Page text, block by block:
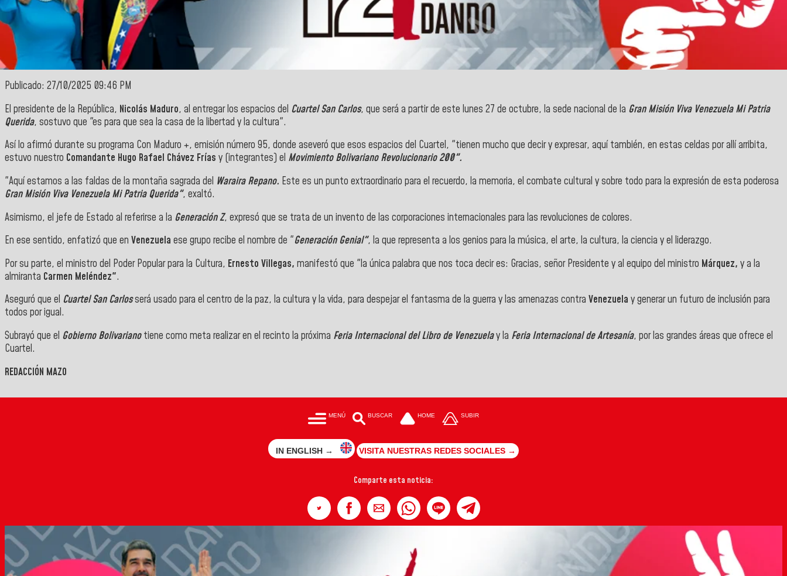
Publicado: 27/10/2025 09:46 PM
El presidente de la República, Nicolás Maduro, al entregar los espacios del Cuartel San Carlos, que será a partir de este lunes 27 de octubre, la sede nacional de la Gran Misión Viva Venezuela Mi Patria
Querida, sostuvo que "es para que sea la casa de la libertad y la cultura".
Así lo afirmó durante su programa Con Maduro +, emisión número 95, donde aseveró que esos espacios del Cuartel, "tienen mucho que decir y expresar, aquí también, en estas celdas por allí arribita,
estuvo nuestro Comandante Hugo Rafael Chávez Frías y (integrantes) el Movimiento Bolivariano Revolucionario 200".
"Aquí estamos a las faldas de la montaña sagrada del Waraira Repano. Este es un punto extraordinario para el recuerdo, la memoria, el combate cultural y sobre todo para la expresión de esta poderosa
Gran Misión Viva Venezuela Mi Patria Querida", exaltó.
Asimismo, el jefe de Estado al referirse a la Generación Z, expresó que se trata de un invento de las corporaciones internacionales para las revoluciones de colores.
En ese sentido, enfatizó que en Venezuela ese grupo recibe el nombre de "Generación Genial", la que representa a los genios para la música, el arte, la cultura, la ciencia y el liderazgo.
Por su parte, el ministro del Poder Popular para la Cultura, Ernesto Villegas, manifestó que "la única palabra que nos toca decir es: Gracias, señor Presidente y al equipo del ministro Márquez, y a la
almiranta Carmen Meléndez".
Aseguró que el Cuartel San Carlosserá usado para el centro de la paz, la cultura y la vida, para despejar el fantasma de la guerra y las amenazas contra Venezuela y generar un futuro de inclusión para
todos por igual.
Subrayó que el Gobierno Bolivarianotiene como meta realizar en el recinto la próxima Feria Internacional del Libro de Venezuelay la Feria Internacional de Artesanía, por las grandes áreas que ofrece el
Cuartel.
REDACCIÓN MAZO
MENÚ BUSCAR HOME SUBIR
IN ENGLISH → VISITA NUESTRAS REDES SOCIALES →
Comparte esta noticia: